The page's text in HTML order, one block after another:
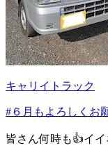
キャリイトラック
#６月もよろしくお
皆さん何時も👍イ